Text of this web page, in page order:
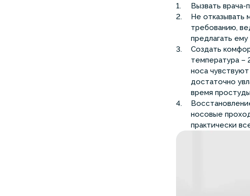
Вызвать врача-
Не отказывать
требованию,
предлагать
Создать
температура –
носа
достаточно
время
носовые
практически